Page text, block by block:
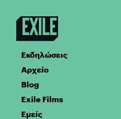
Εκδηλώσεις
Αρχείο
Blog
Exile Films
Εμείς